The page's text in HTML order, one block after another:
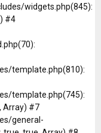
widgets.php(845):
#4
template.php(810):
template.php(745):
Array) #7
general-